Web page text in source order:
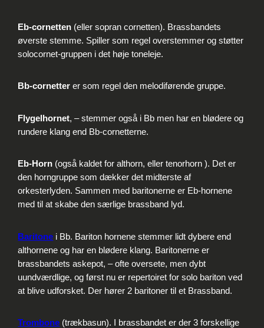
Eb-cornetten (eller sopran cornetten). Brassbandets
øverste stemme. Spiller som regel overstemmer og støtter
solocornet-gruppen i det høje toneleje.
Bb-cornetter er som regel den melodiførende gruppe.
Flygelhornet, – stemmer også i Bb men har en blødere og
rundere klang end Bb-cornetterne.
Eb-Horn (også kaldet for althorn, eller tenorhorn ). Det er
den horngruppe som dækker det midterste af
orkesterlyden. Sammen med baritonerne er Eb-hornene
med til at skabe den særlige brassband lyd.
Baritone i Bb. Bariton hornene stemmer lidt dybere end
althornene og har en blødere klang. Baritonerne er
brassbandets askepot, – ofte oversete, men dybt
uundværdlige, og først nu er repertoiret for solo bariton ved
at blive udforsket. Der hører 2 baritoner til et Brassband.
Trombone (trækbasun). I brassbandet er der 3 forskellige